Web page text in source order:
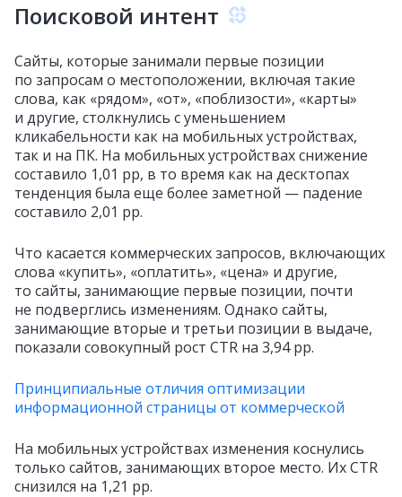
Поисковой интент
Сайты, которые занимали первые позиции
по запросам о местоположении, включая такие
слова, как «рядом», «от», «поблизости», «карты»
и другие, столкнулись с уменьшением
кликабельности как на мобильных устройствах,
так и на ПК. На мобильных устройствах снижение
составило 1,01 pp, в то время как на десктопах
тенденция была еще более заметной — падение
составило 2,01 pp.
Что касается коммерческих запросов, включающих
слова «купить», «оплатить», «цена» и другие,
то сайты, занимающие первые позиции, почти
не подверглись изменениям. Однако сайты,
занимающие вторые и третьи позиции в выдаче,
показали совокупный рост CTR на 3,94 pp.
Принципиальные отличия оптимизации
информационной страницы от коммерческой
На мобильных устройствах изменения коснулись
только сайтов, занимающих второе место. Их CTR
снизился на 1,21 pp.